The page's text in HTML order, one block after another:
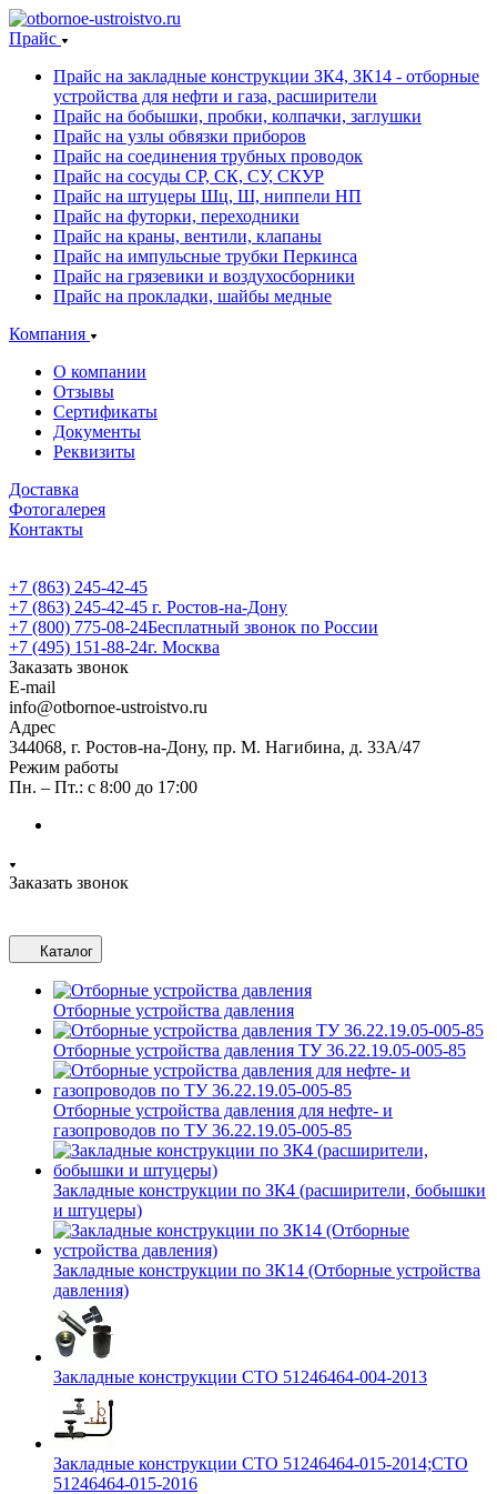
Прайс
Прайс на закладные конструкции ЗК4, ЗК14 - отборные
устройства для нефти и газа, расширители
Прайс на бобышки, пробки, колпачки, заглушки
Прайс на узлы обвязки приборов
Прайс на соединения трубных проводок
Прайс на сосуды СР, СК, СУ, СКУР
Прайс на штуцеры Шц, Ш, ниппели НП
Прайс на футорки, переходники
Прайс на краны, вентили, клапаны
Прайс на импульсные трубки Перкинса
Прайс на грязевики и воздухосборники
Прайс на прокладки, шайбы медные
Компания
О компании
Отзывы
Сертификаты
Документы
Реквизиты
Доставка
Фотогалерея
Контакты
+7 (863) 245-42-45
+7 (863) 245-42-45 г. Ростов-на-Дону
+7 (800) 775-08-24Бесплатный звонок по России
+7 (495) 151-88-24г. Москва
Заказать звонок
E-mail
info@otbornoe-ustroistvo.ru
Адрес
344068, г. Ростов-на-Дону, пр. М. Нагибина, д. 33А/47
Режим работы
Пн. – Пт.: с 8:00 до 17:00
Заказать звонок
Каталог
Отборные устройства давления
Отборные устройства давления ТУ 36.22.19.05-005-85
Отборные устройства давления для нефте- и
газопроводов по ТУ 36.22.19.05-005-85
Закладные конструкции по ЗК4 (расширители, бобышки
и штуцеры)
Закладные конструкции по ЗК14 (Отборные устройства
давления)
Закладные конструкции СТО 51246464-004-2013
Закладные конструкции СТО 51246464-015-2014;СТО
51246464-015-2016